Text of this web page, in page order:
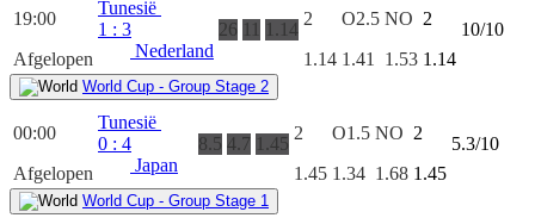
19:00
Afgelopen
Tunesië
1 : 3
Nederland
26 11 1.14
2
1.14
O2.5
1.41
NO
1.53
2
1.14
10/10
World Cup - Group Stage 2
00:00
Afgelopen
Tunesië
0 : 4
Japan
8.5 4.7 1.45
2
1.45
O1.5
1.34
NO
1.68
2
1.45
5.3/10
World Cup - Group Stage 1